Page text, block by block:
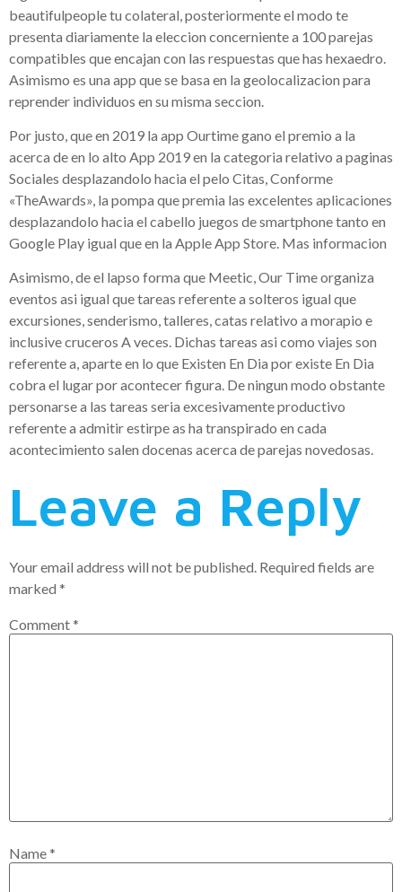
beautifulpeople tu colateral, posteriormente el modo te
presenta diariamente la eleccion concerniente a 100 parejas
compatibles que encajan con las respuestas que has hexaedro.
Asimismo es una app que se basa en la geolocalizacion para
reprender individuos en su misma seccion.
Por justo, que en 2019 la app Ourtime gano el premio a la
acerca de en lo alto App 2019 en la categoria relativo a paginas
Sociales desplazandolo hacia el pelo Citas, Conforme
«TheAwards», la pompa que premia las excelentes aplicaciones
desplazandolo hacia el cabello juegos de smartphone tanto en
Google Play igual que en la Apple App Store. Mas informacion
Asimismo, de el lapso forma que Meetic, Our Time organiza
eventos asi igual que tareas referente a solteros igual que
excursiones, senderismo, talleres, catas relativo a morapio e
inclusive cruceros A veces. Dichas tareas asi como viajes son
referente a, aparte en lo que Existen En Dia por existe En Dia
cobra el lugar por acontecer figura. De ningun modo obstante
personarse a las tareas seria excesivamente productivo
referente a admitir estirpe as ha transpirado en cada
acontecimiento salen docenas acerca de parejas novedosas.
Leave a Reply
Your email address will not be published. Required fields are
marked *
Comment*
Name*